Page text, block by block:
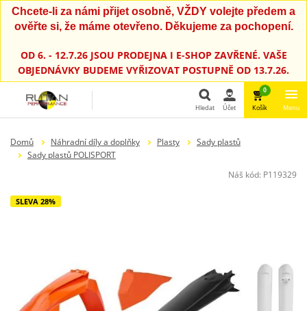
Chcete-li za námi přijet osobně, VŽDY volejte předem a
ověřte si, že máme otevřeno. Děkujeme za pochopení.
OD 6. - 12.7.26 JSOU PRODEJNA I E-SHOP ZAVŘENÉ. VAŠE
OBJEDNÁVKY BUDEME VYŘIZOVAT POSTUPNĚ OD 13.7.26.
Hledat Účet
0
Košík Menu
Domů Náhradní díly a doplňky Plasty
Sady plastů
Sady plastů POLISPORT
Náš kód: P119329
SLEVA 28%